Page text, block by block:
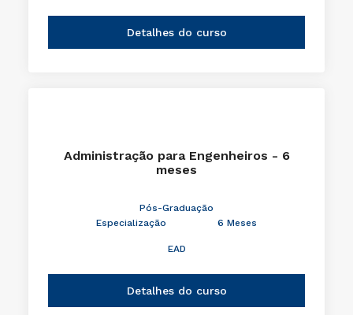
Detalhes do curso
Administração para Engenheiros - 6
meses
Pós-Graduação
Especialização
6 Meses
EAD
Detalhes do curso